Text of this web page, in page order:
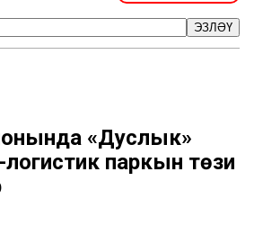
ЭЗЛӘҮ
«Дуслык»
паркын төзи